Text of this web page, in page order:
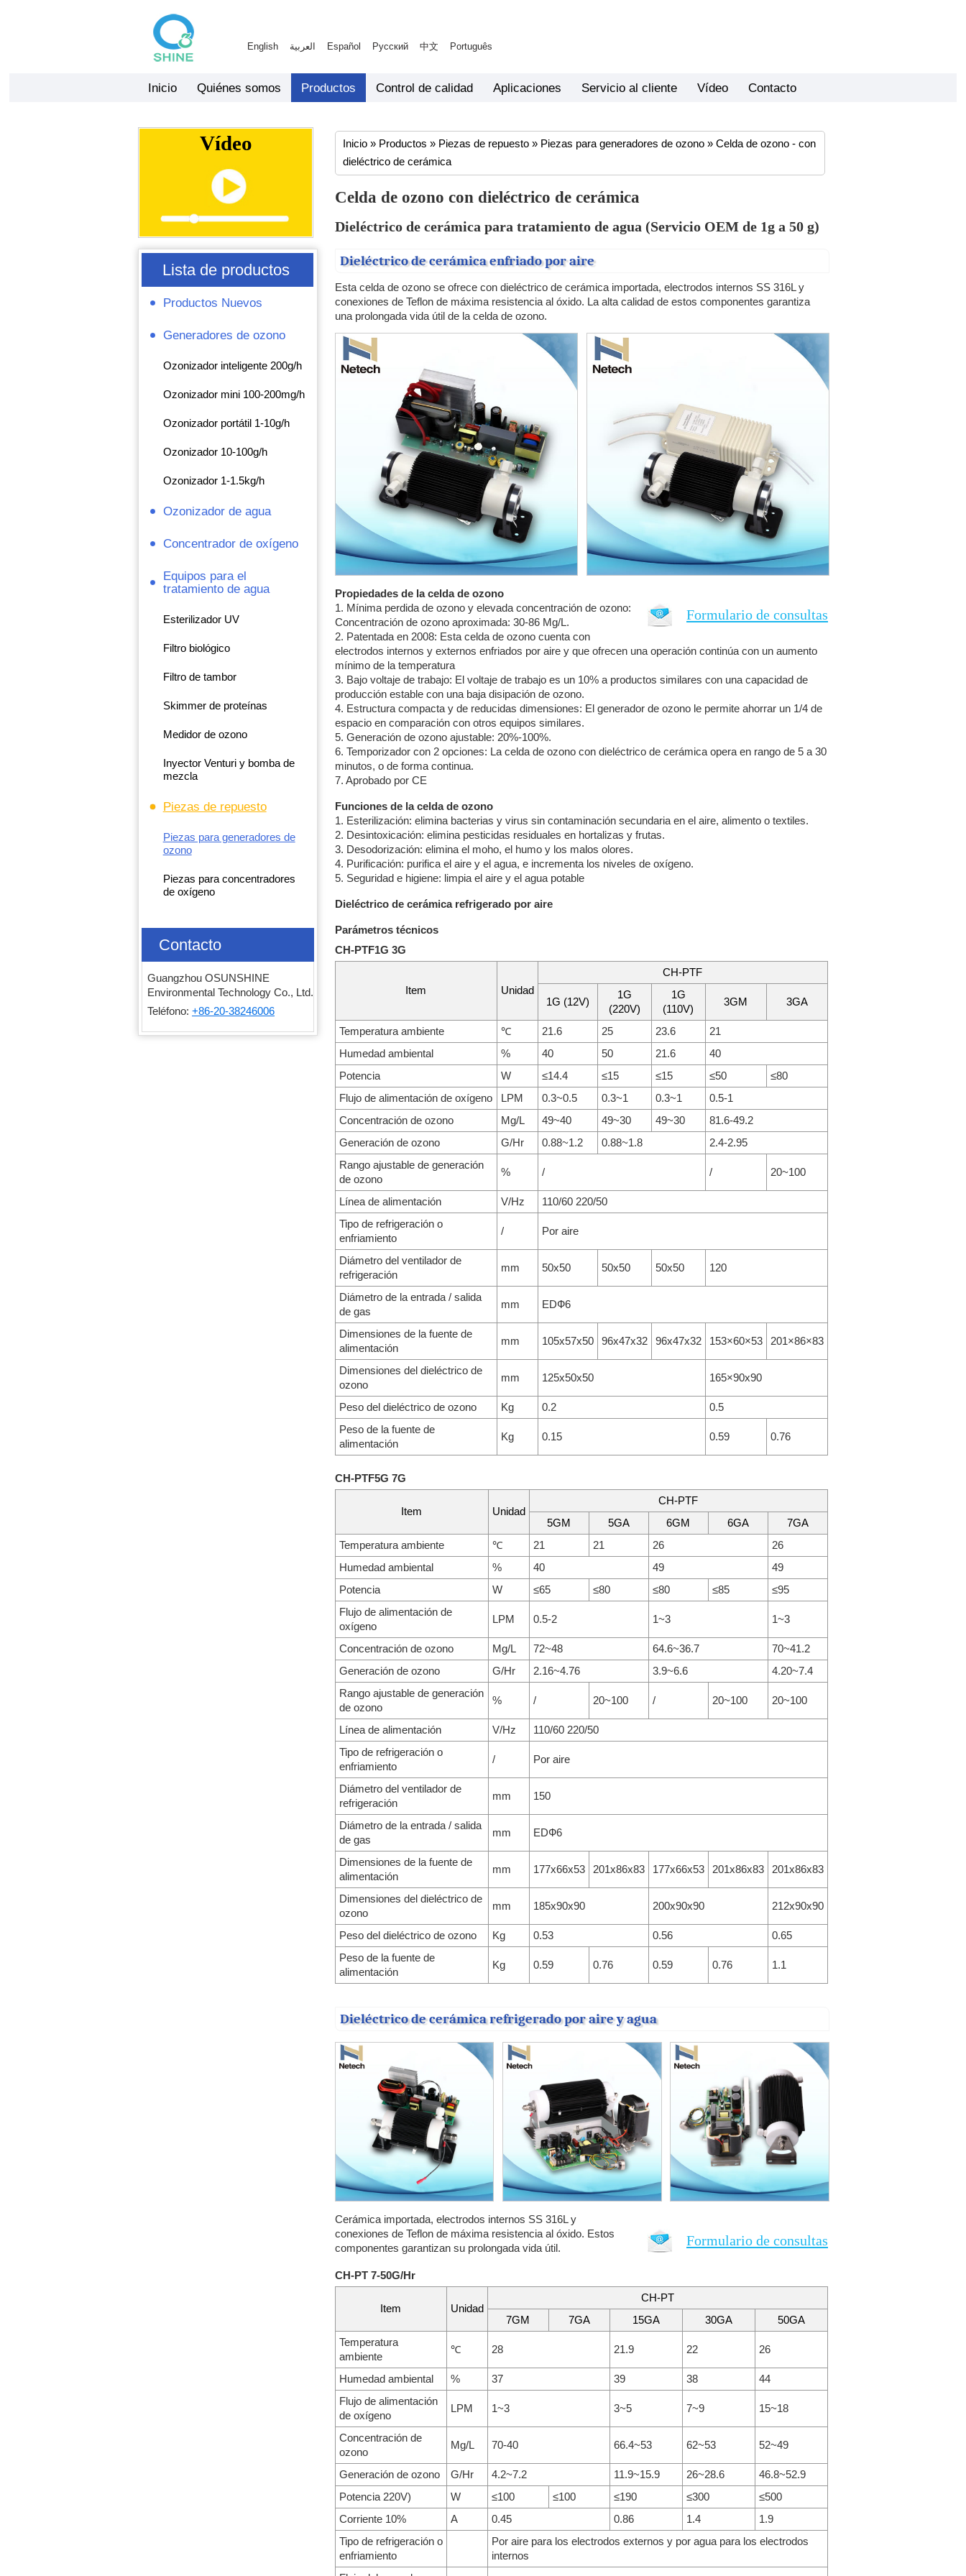
English العربية Español Русский 中文 Português
Inicio Quiénes somos Productos Control de calidad Aplicaciones Servicio al cliente Vídeo Contacto
Vídeo Inicio» Productos » Piezas de repuesto» Piezas para generadores de ozono» Celda de ozono - con
dieléctrico de cerámica
Celda de ozono con dieléctrico de cerámica
Dieléctrico de cerámica para tratamiento de agua (Servicio OEM de 1g a 50 g)
Dieléctrico de cerámica enfriado por aire
Esta celda de ozono se ofrece con dieléctrico de cerámica importada, electrodos internos SS 316L y
conexiones de Teflon de máxima resistencia al óxido. La alta calidad de estos componentes garantiza
una prolongada vida útil de la celda de ozono.
Formulario de consultas
Propiedades de la celda de ozono
1. Mínima perdida de ozono y elevada concentración de ozono:
Concentración de ozono aproximada: 30-86 Mg/L.
2. Patentada en 2008: Esta celda de ozono cuenta con
electrodos internos y externos enfriados por aire y que ofrecen una operación continúa con un aumento
mínimo de la temperatura
3. Bajo voltaje de trabajo: El voltaje de trabajo es un 10% a productos similares con una capacidad de
producción estable con una baja disipación de ozono.
4. Estructura compacta y de reducidas dimensiones: El generador de ozono le permite ahorrar un 1/4 de
espacio en comparación con otros equipos similares.
5. Generación de ozono ajustable: 20%-100%.
6. Temporizador con 2 opciones: La celda de ozono con dieléctrico de cerámica opera en rango de 5 a 30
minutos, o de forma continua.
7. Aprobado por CE
Funciones de la celda de ozono
1. Esterilización: elimina bacterias y virus sin contaminación secundaria en el aire, alimento o textiles.
2. Desintoxicación: elimina pesticidas residuales en hortalizas y frutas.
3. Desodorización: elimina el moho, el humo y los malos olores.
4. Purificación: purifica el aire y el agua, e incrementa los niveles de oxígeno.
5. Seguridad e higiene: limpia el aire y el agua potable
Dieléctrico de cerámica refrigerado por aire
Parámetros técnicos
CH-PTF1G 3G
Item Unidad
CH-PTF
1G (12V)
1G
(220V)
1G
(110V)
3GM 3GA
Temperatura ambiente ℃ 21.6 25 23.6
21
Humedad ambiental
% 40 50 21.6
40
Potencia
W ≤14.4 ≤15 ≤15 ≤50
≤80
Flujo de alimentación de oxígeno
LPM 0.3~0.5 0.3~1 0.3~1
0.5-1
Concentración de ozono
Mg/L 49~40 49~30 49~30
81.6-49.2
Generación de ozono
G/Hr 0.88~1.2 0.88~1.8
2.4-2.95
Rango ajustable de generación
de ozono
% / / 20~100
Línea de alimentación V/Hz
110/60 220/50
Tipo de refrigeración o
enfriamiento
/ Por aire
Diámetro del ventilador de
refrigeración
mm 50x50 50x50 50x50 120
Diámetro de la entrada / salida
de gas
mm EDФ6
Dimensiones de la fuente de
alimentación
mm 105x57x50 96x47x32 96x47x32 153×60×53 201×86×83
Dimensiones del dieléctrico de
ozono
mm 125x50x50 165×90x90
Peso del dieléctrico de ozono Kg 0.2
0.5
Peso de la fuente de
alimentación
Kg 0.15 0.59 0.76
CH-PTF5G 7G
Item Unidad
CH-PTF
5GM
5GA 6GM 6GA
7GA
Temperatura ambiente
℃ 21 21 26
26
Humedad ambiental
% 40 49
49
Potencia
W ≤65 ≤80 ≤80 ≤85
≤95
Flujo de alimentación de
oxígeno
LPM 0.5-2 1~3 1~3
Concentración de ozono Mg/L 72~48 64.6~36.7
70~41.2
Generación de ozono
G/Hr 2.16~4.76 3.9~6.6
4.20~7.4
Rango ajustable de generación
de ozono
% / 20~100 / 20~100 20~100
Línea de alimentación V/Hz
110/60 220/50
Tipo de refrigeración o
enfriamiento
/ Por aire
Diámetro del ventilador de
refrigeración
mm 150
Diámetro de la entrada / salida
de gas
mm EDФ6
Dimensiones de la fuente de
alimentación
mm 177x66x53 201x86x83 177x66x53 201x86x83 201x86x83
Dimensiones del dieléctrico de
ozono
mm 185x90x90 200x90x90 212x90x90
Peso del dieléctrico de ozono Kg 0.53 0.56
0.65
Peso de la fuente de
alimentación
Kg 0.59 0.76 0.59 0.76 1.1
Dieléctrico de cerámica refrigerado por aire y agua
Formulario de consultas
Cerámica importada, electrodos internos SS 316L y
conexiones de Teflon de máxima resistencia al óxido. Estos
componentes garantizan su prolongada vida útil.
CH-PT 7-50G/Hr
Item Unidad
CH-PT
7GM
7GA 15GA 30GA
50GA
Temperatura
ambiente
℃ 28 21.9 22 26
Humedad ambiental % 37 39 38
44
Flujo de alimentación
de oxígeno
LPM 1~3 3~5 7~9 15~18
Concentración de
ozono
Mg/L 70-40 66.4~53 62~53 52~49
Generación de ozono G/Hr 4.2~7.2 11.9~15.9 26~28.6
46.8~52.9
Potencia 220V)
W ≤100 ≤100 ≤190 ≤300
≤500
Corriente 10%
A 0.45 0.86 1.4
1.9
Tipo de refrigeración o
enfriamiento
Por aire para los electrodos externos y por agua para los electrodos
internos
Lista de productos
Productos Nuevos
Generadores de ozono
Ozonizador inteligente 200g/h
Ozonizador mini 100-200mg/h
Ozonizador portátil 1-10g/h
Ozonizador 10-100g/h
Ozonizador 1-1.5kg/h
Ozonizador de agua
Concentrador de oxígeno
Equipos para el
tratamiento de agua
Esterilizador UV
Filtro biológico
Filtro de tambor
Skimmer de proteínas
Medidor de ozono
Inyector Venturi y bomba de
mezcla
Piezas de repuesto
Piezas para generadores de
ozono
Piezas para concentradores
de oxígeno
Contacto
Guangzhou OSUNSHINE
Environmental Technology Co., Ltd.
Teléfono: +86-20-38246006